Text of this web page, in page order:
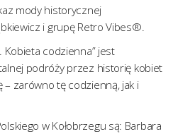
mody historycznej
i grupę Retro Vibes®.
Kobieta codzienna” jest
podróży przez historię kobiet
zarówno tę codzienną, jak i
w Kołobrzegu są: Barbara